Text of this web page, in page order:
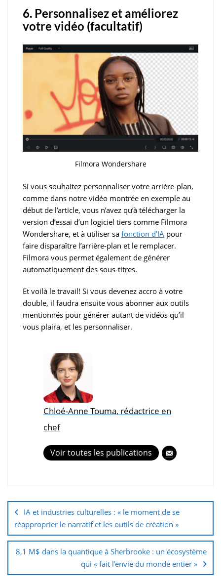
6. Personnalisez et améliorez
votre vidéo (facultatif)
Filmora Wondershare
Si vous souhaitez personnaliser votre arrière-plan,
comme dans notre vidéo montrée en exemple au
début de l’article, vous n’avez qu’à télécharger la
version d’essai d’un logiciel tiers comme Filmora
Wondershare, et à utiliser sa fonction d’IA pour
faire disparaître l’arrière-plan et le remplacer.
Filmora vous permet également de générer
automatiquement des sous-titres.
Et voilà le travail! Si vous devenez accro à votre
double, il faudra ensuite vous abonner aux outils
mentionnés pour générer autant de vidéos qu’il
vous plaira, et les personnaliser.
Chloé-Anne Touma, rédactrice en
chef
Voir toutes les publications
IA et industries culturelles : « le moment de se
réapproprier le narratif et les outils de création »
8,1 M$ dans la quantique à Sherbrooke : un écosystème
qui « fait l’envie du monde entier »